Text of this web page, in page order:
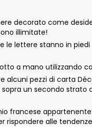
decorato come
illimitate!
le lettere stanno in
a mano
alcuni pezzi di carta
un secondo
francese
alle